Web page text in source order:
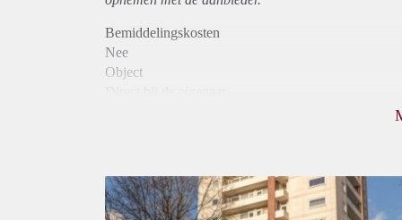
Bemiddelingskosten
Nee
Object
Huurtoeslag
Niet mogelijk